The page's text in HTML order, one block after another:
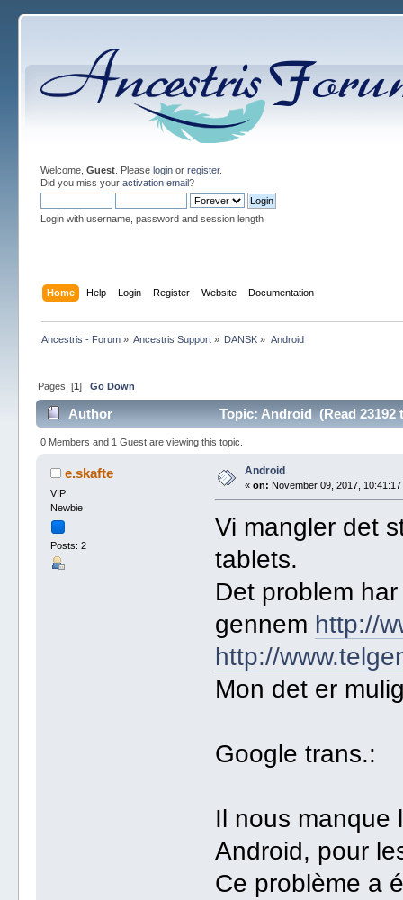
Welcome, Guest. Please loginor register.
Did you miss your activation email?
Login with username, password and session length
Home Help Login Register Website Documentation
Ancestris - Forum» Ancestris Support » DANSK » Android
Pages: [1] Go Down
Author Topic: Android (Read 23192
0 Members and 1 Guest are viewing this topic.
e.skafte
VIP
Newbie
Posts: 2
Android
« on: November 09, 2017, 10:41:17
Vi mangler det
tablets.
Det problem
gennem http://
http://
Mon det er
Google trans.:
Il nous manque
Android, pour
Ce problème a